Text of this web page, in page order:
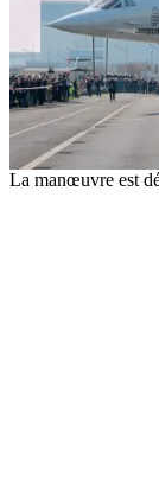
La manœuvre est